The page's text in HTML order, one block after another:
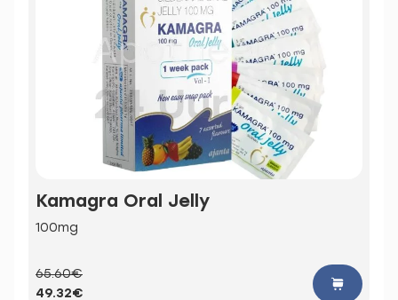
Kamagra Oral Jelly
100mg
65.60€
49.32€